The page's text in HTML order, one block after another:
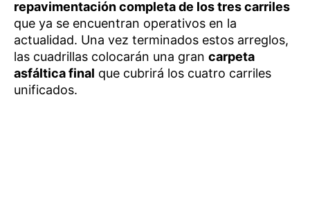
repavimentación completa de los tres carriles
que ya se encuentran operativos en la
actualidad. Una vez terminados estos arreglos,
las cuadrillas colocarán una gran carpeta
asfáltica final que cubrirá los cuatro carriles
unificados.